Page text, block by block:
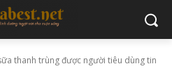
thanh trùng được người tiêu dùng tin